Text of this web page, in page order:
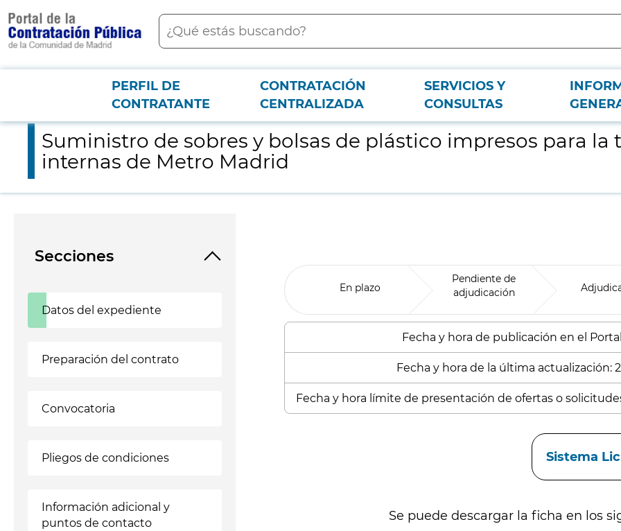
contenido
principal
Buscar
Menú PCON
PERFIL DE
CONTRATANTE
CONTRATACIÓN
CENTRALIZADA
SERVICIOS Y
CONSULTAS
Suministro de sobres y bolsas de plástico impresos para la tramitación de gestiones internas de Metro Madrid
Suministro de sobres y bolsas de plástico impresos para
internas de Metro Madrid
Secciones
Datos del expediente
Preparación del contrato
Convocatoria
Pliegos de condiciones
Información adicional y
puntos de contacto
En plazo
Pendiente de
adjudicación
Fecha y hora de publicación en el
Fecha y hora de la última actualización:
Fecha y hora límite de presentación de ofertas o
Sistema
Se puede descargar la ficha en los